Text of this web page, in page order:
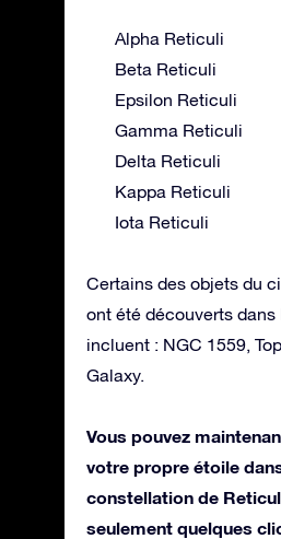
Alpha Reticuli
Beta Reticuli
Epsilon Reticuli
Gamma Reticuli
Delta Reticuli
Kappa Reticuli
Iota Reticuli
Certains des objets du
ont été découverts dans
incluent : NGC 1559,
Galaxy.
Vous pouvez
votre propre étoile
constellation de
seulement quelques